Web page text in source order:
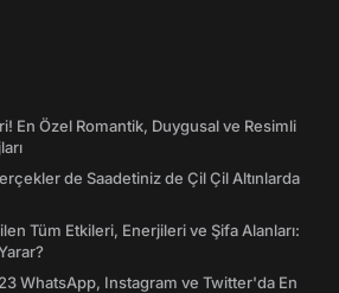
En Özel Romantik, Duygusal ve Resimli
de Saadetiniz de Çil Çil Altınlarda
Tüm Etkileri, Enerjileri ve Şifa Alanları:
WhatsApp, Instagram ve Twitter'da En